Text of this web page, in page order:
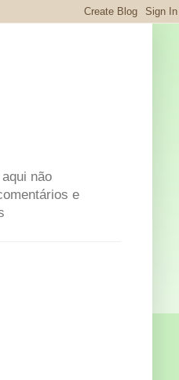
não
e